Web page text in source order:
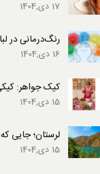
17 دی,1404
رنگ‌درمانی در
16 دی,1404
کیک جواهر: کیکی خاص
15 دی,1404
لرستان؛ جایی
15 دی,1404